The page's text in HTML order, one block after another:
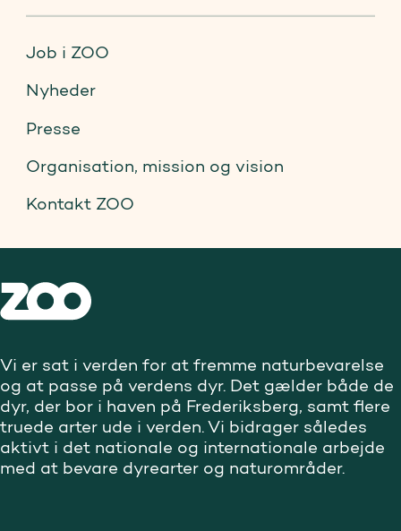
Job i ZOO
Nyheder
Presse
Organisation, mission og vision
Kontakt ZOO
Vi er sat i verden for at fremme naturbevarelse
og at passe på verdens dyr. Det gælder både de
dyr, der bor i haven på Frederiksberg, samt flere
truede arter ude i verden. Vi bidrager således
aktivt i det nationale og internationale arbejde
med at bevare dyrearter og naturområder.